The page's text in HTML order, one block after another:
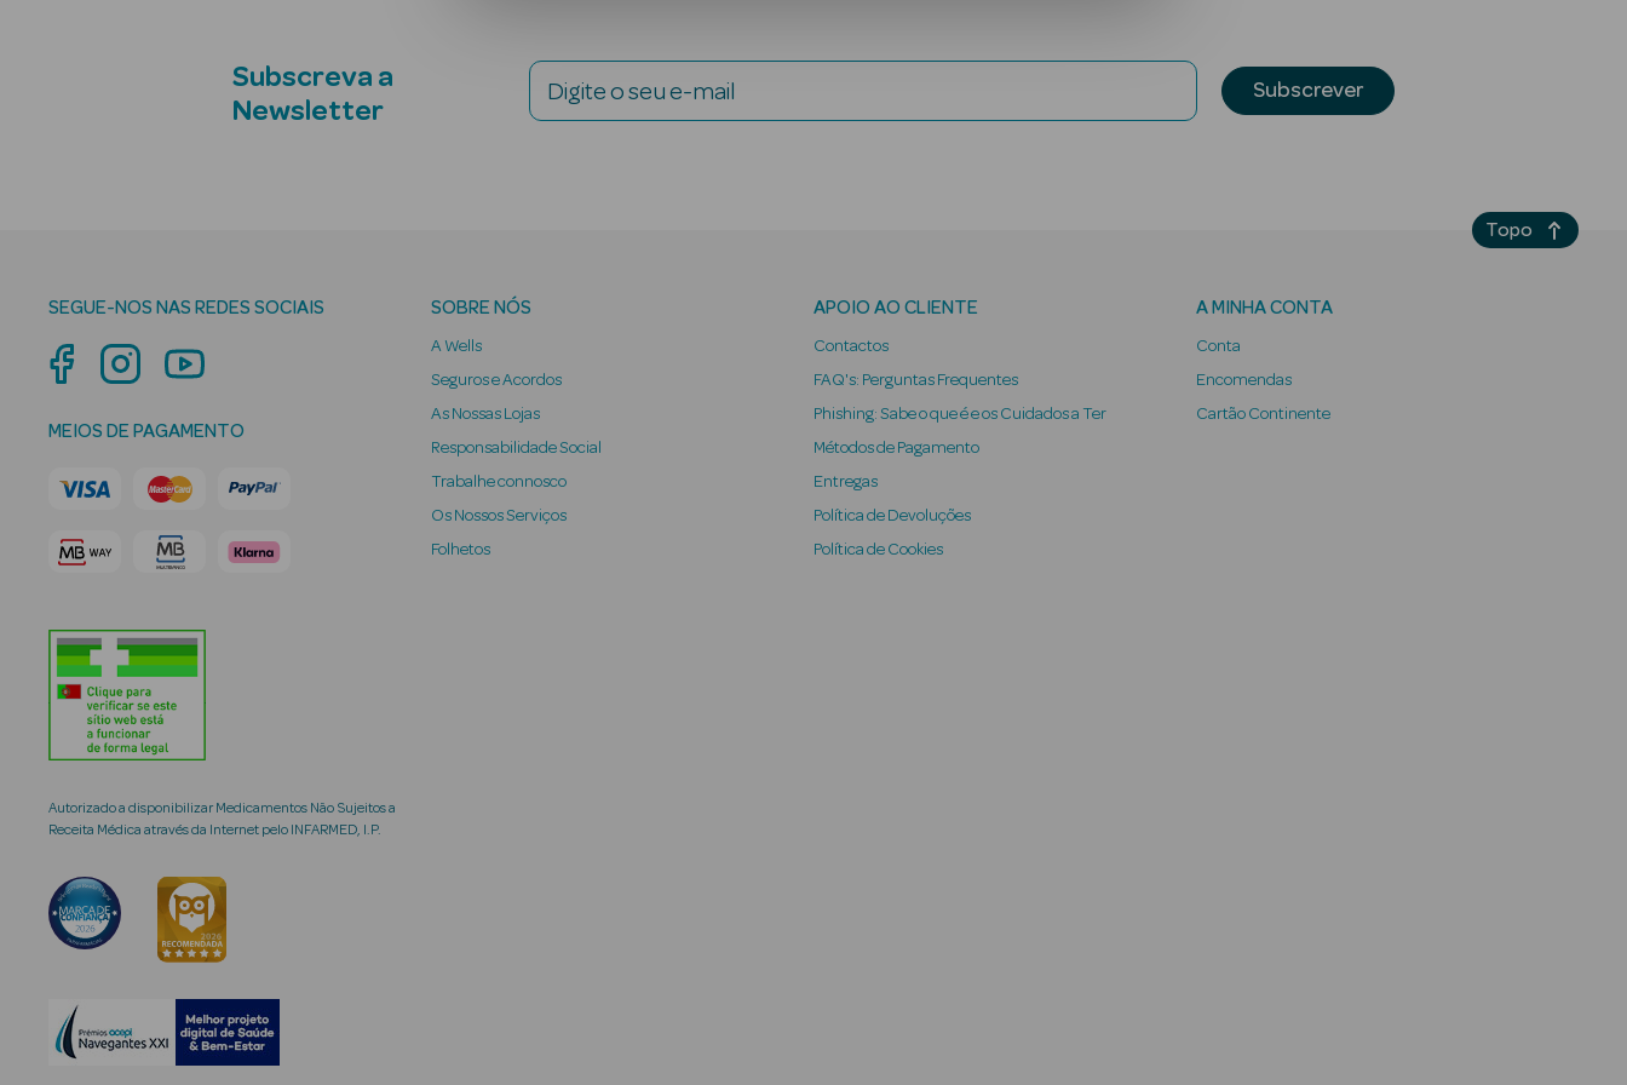
Subscreva a
Newsletter
Digite o seu e-mail Subscrever
SEGUE-NOS NAS REDES SOCIAIS
MEIOS DE PAGAMENTO
Autorizado a disponibilizar Medicamentos Não Sujeitos a
Receita Médica através da Internet pelo INFARMED, I.P.
SOBRE NÓS
A Wells
Seguros e Acordos
As Nossas Lojas
Responsabilidade Social
Trabalhe connosco
Os Nossos Serviços
Folhetos
APOIO AO CLIENTE
Contactos
FAQ's: Perguntas Frequentes
Phishing: Sabe o que é e os Cuidados a Ter
Métodos de Pagamento
Entregas
Política de Devoluções
Política de Cookies
A MINHA CONTA
Conta
Encomendas
Cartão Continente
Topo